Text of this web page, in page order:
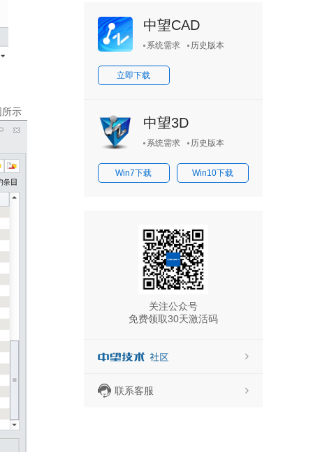
所示
中望CAD
系统需求 历史版本
立即下载
中望3D
系统需求 历史版本
Win7下载 Win10下载
关注公众号
免费领取30天激活码
联系客服